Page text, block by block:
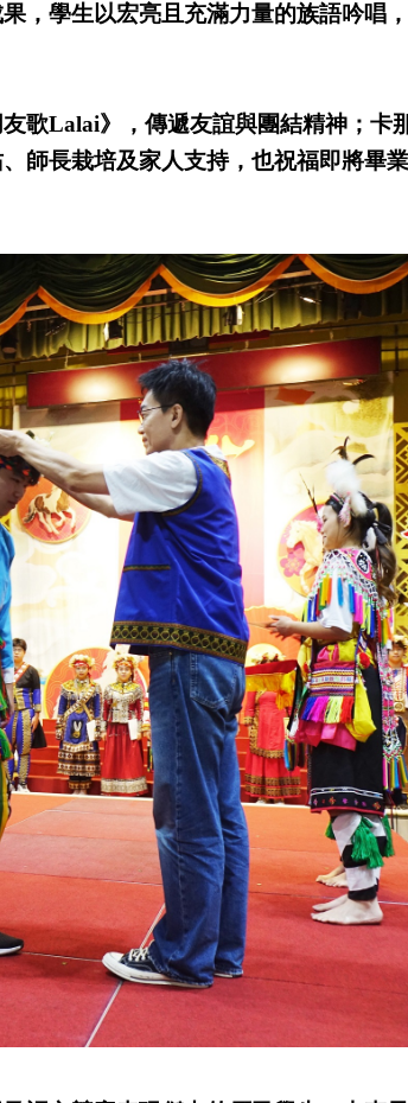
，學生以宏亮且充滿力量的族語吟唱
歌Lalai》，傳遞友誼與團結精神；卡
師長栽培及家人支持，也祝福即將畢